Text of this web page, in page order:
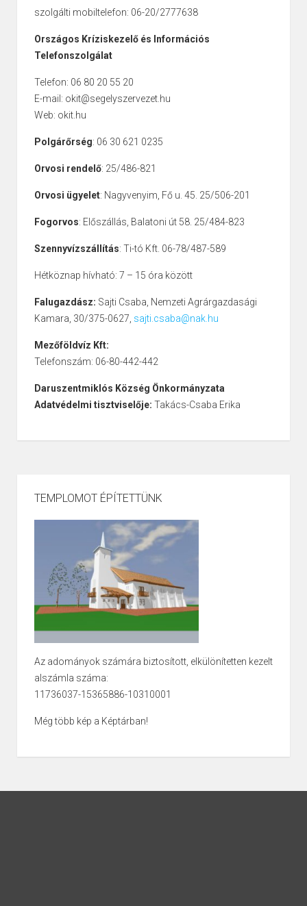
szolgálti mobiltelefon: 06-20/2777638
Országos Kríziskezelő és Információs
Telefonszolgálat
Telefon: 06 80 20 55 20
E-mail: okit@segelyszervezet.hu
Web: okit.hu
Polgárőrség: 06 30 621 0235
Orvosi rendelő: 25/486-821
Orvosi ügyelet: Nagyvenyim, Fő u. 45. 25/506-201
Fogorvos: Előszállás, Balatoni út 58. 25/484-823
Szennyvízszállítás: Ti-tó Kft. 06-78/487-589
Hétköznap hívható: 7 – 15 óra között
Falugazdász: Sajti Csaba, Nemzeti Agrárgazdasági
Kamara, 30/375-0627, sajti.csaba@nak.hu
Mezőföldvíz Kft:
Telefonszám: 06-80-442-442
Daruszentmiklós Község Önkormányzata
Adatvédelmi tisztviselője: Takács-Csaba Erika
TEMPLOMOT ÉPÍTETTÜNK
Az adományok számára biztosított, elkülönítetten kezelt
alszámla száma:
11736037-15365886-10310001
Még több kép a Képtárban!